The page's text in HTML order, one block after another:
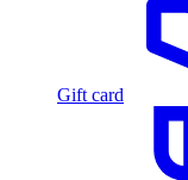
Gift card